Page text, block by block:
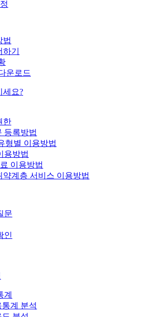
법
기
운로드
세요?
한
등록방법
형별 이용방법
용방법
이용방법
약계층 서비스 이용방법
문
인
계
계 분석